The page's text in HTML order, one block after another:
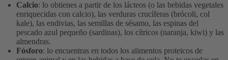
Calcio: lo obtienes a partir de los lácteos (o las bebidas vegetales
enriquecidas con calcio), las verduras crucíferas (brócoli, col
kale), las endivias, las semillas de sésamo, las espinas del
pescado azul pequeño (sardinas), los cítricos (naranja, kiwi) y las
almendras.
Fósforo: lo encuentras en todos los alimentos proteicos de